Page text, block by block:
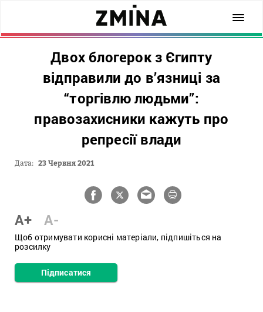
Двох блогерок з Єгипту
відправили до в’язниці за
“торгівлю людьми”:
правозахисники кажуть про
репресії влади
Дата: 23 Червня 2021
A+ A-
Щоб отримувати корисні матеріали, підпишіться на
розсилку
Підписатися